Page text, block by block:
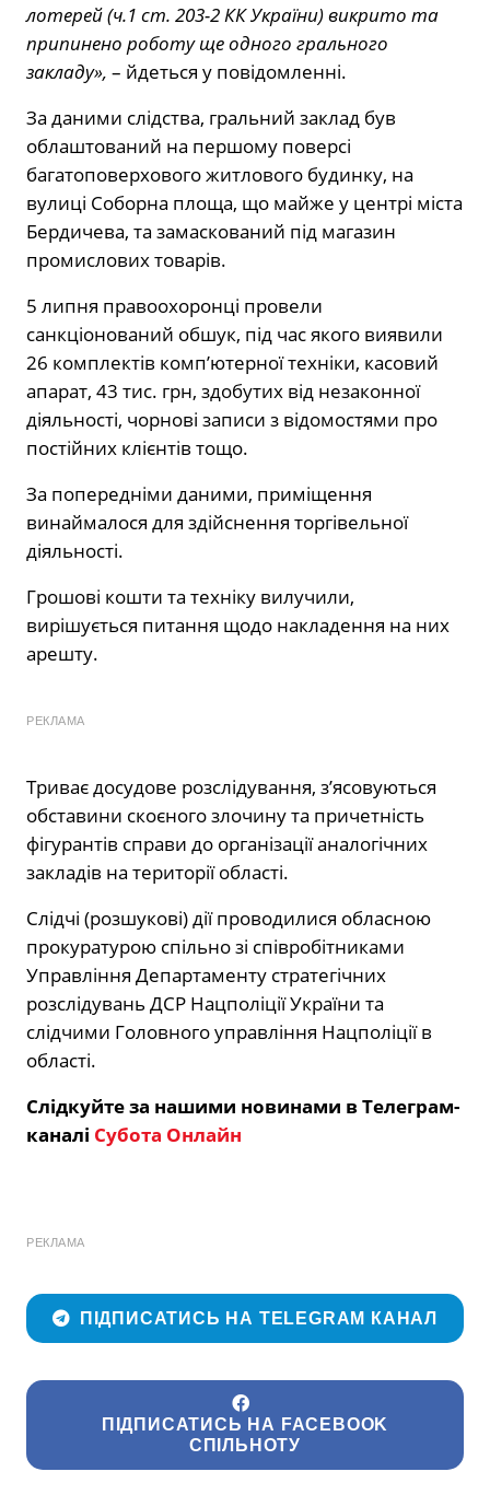
лотерей (ч.1 ст. 203-2 КК України) викрито та
припинено роботу ще одного грального
закладу», – йдеться у повідомленні.
За даними слідства, гральний заклад був
облаштований на першому поверсі
багатоповерхового житлового будинку, на
вулиці Соборна площа, що майже у центрі міста
Бердичева, та замаскований під магазин
промислових товарів.
5 липня правоохоронці провели
санкціонований обшук, під час якого виявили
26 комплектів комп’ютерної техніки, касовий
апарат, 43 тис. грн, здобутих від незаконної
діяльності, чорнові записи з відомостями про
постійних клієнтів тощо.
За попередніми даними, приміщення
винаймалося для здійснення торгівельної
діяльності.
Грошові кошти та техніку вилучили,
вирішується питання щодо накладення на них
арешту.
РЕКЛАМА
Триває досудове розслідування, з’ясовуються
обставини скоєного злочину та причетність
фігурантів справи до організації аналогічних
закладів на території області.
Слідчі (розшукові) дії проводилися обласною
прокуратурою спільно зі співробітниками
Управління Департаменту стратегічних
розслідувань ДСР Нацполіції України та
слідчими Головного управління Нацполіції в
області.
Слідкуйте за нашими новинами в Телеграм-
каналі Субота Онлайн
РЕКЛАМА
ПІДПИСАТИСЬ НА TELEGRAM КАНАЛ
ПІДПИСАТИСЬ НА FACEBOOK
СПІЛЬНОТУ